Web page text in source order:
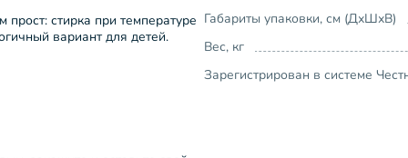
стирка при температуре
вариант для детей.
Габариты упаковки, см (ДхШхВ)
Вес, кг
Зарегистрирован в системе